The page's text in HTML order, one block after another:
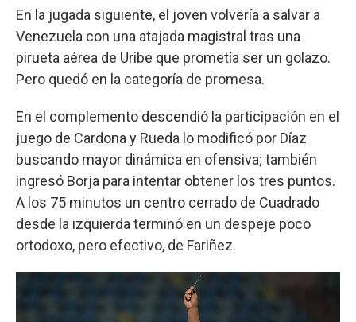
En la jugada siguiente, el joven volvería a salvar a
Venezuela con una atajada magistral tras una
pirueta aérea de Uribe que prometía ser un golazo.
Pero quedó en la categoría de promesa.
En el complemento descendió la participación en el
juego de Cardona y Rueda lo modificó por Díaz
buscando mayor dinámica en ofensiva; también
ingresó Borja para intentar obtener los tres puntos.
A los 75 minutos un centro cerrado de Cuadrado
desde la izquierda terminó en un despeje poco
ortodoxo, pero efectivo, de Fariñez.